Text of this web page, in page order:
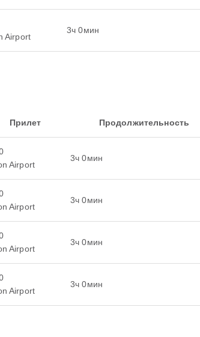
Airport
3ч 0мин
Прилет Продолжительность
Airport
3ч 0мин
Airport
3ч 0мин
Airport
3ч 0мин
Airport
3ч 0мин